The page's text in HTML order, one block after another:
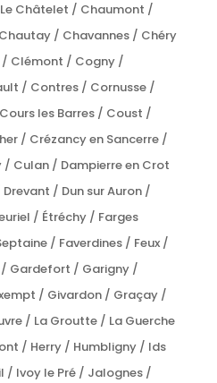
Châtelet / Chaumont /
/ Chavannes / Chéry
/ Clémont / Cogny /
/ Contres / Cornusse /
les Barres / Coust /
/ Crézancy en Sancerre /
Culan / Dampierre en Crot
/ Dun sur Auron /
/ Étréchy / Farges
/ Faverdines / Feux /
/ Gardefort / Garigny /
/ Givardon / Graçay /
/ La Groutte / La Guerche
/ Herry / Humbligny / Ids
/ Ivoy le Pré / Jalognes /